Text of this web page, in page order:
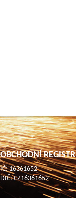
OBCHODNÍ REGISTR
IČ: 16361652
DIČ: CZ16361652